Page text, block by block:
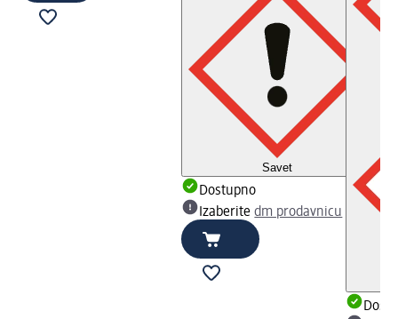
Savet
Dostupno
Izaberitedm prodavnicu